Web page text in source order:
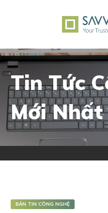
Tin Tức
Mới Nhất
BẢN TIN CÔNG NGHỆ